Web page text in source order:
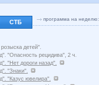
СТБ программа на неделю:
детей".
"Опасность рецидива", 2 ч.
"Нет дороги назад".
"Знаки".
"Казус ювелира".